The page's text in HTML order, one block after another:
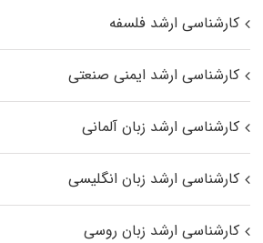
کارشناسی ارشد فلسفه
کارشناسی ارشد ایمنی صنعتی
کارشناسی ارشد زبان آلمانی
کارشناسی ارشد زبان انگلیسی
کارشناسی ارشد زبان روسی